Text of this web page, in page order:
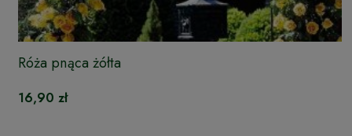
Róża pnąca żółta
16,90 zł